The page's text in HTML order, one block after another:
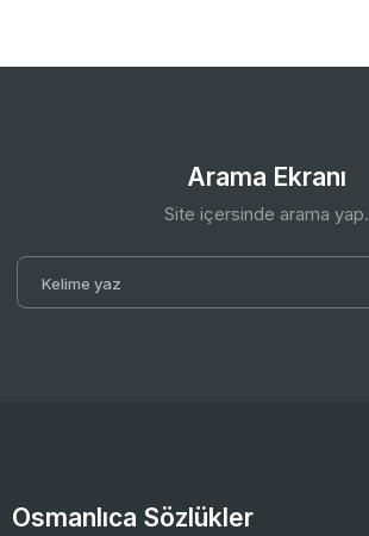
Arama Ekranı
Site içersinde arama yap.
Osmanlıca Sözlükler